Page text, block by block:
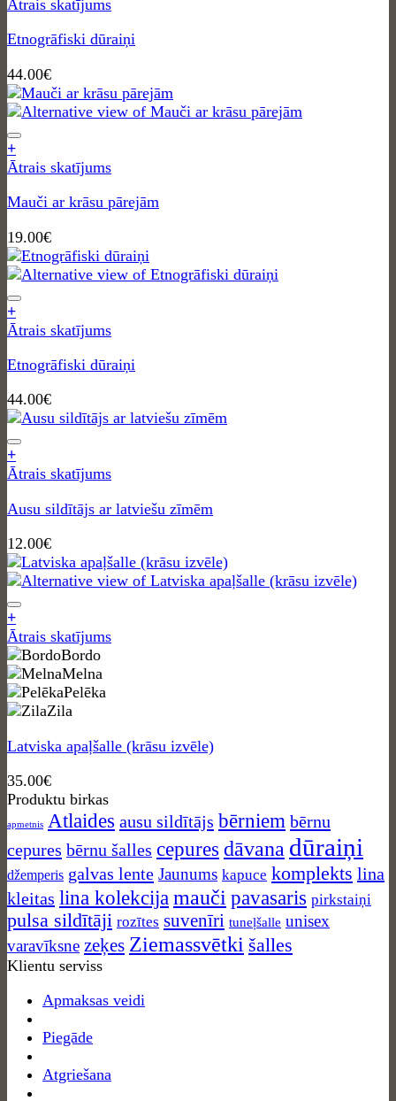
Ātrais skatījums
Etnogrāfiski dūraiņi
44.00€
+
Ātrais skatījums
Mauči ar krāsu pārejām
19.00€
+
Ātrais skatījums
Etnogrāfiski dūraiņi
44.00€
+
Ātrais skatījums
Ausu sildītājs ar latviešu zīmēm
12.00€
+
This
product
has
multiple
variants.
options
be
chosen
on
product
page
Ātrais skatījums
Bordo
Melna
Pelēka
Zila
Latviska apaļšalle (krāsu izvēle)
35.00€
Produktu birkas
apmetnis Atlaides ausu sildītājs bērniem bērnu
cepures bērnu šalles cepures dāvana dūraiņi
džemperis galvas lente Jaunums kapuce komplekts lina
kleitas lina kolekcija mauči pavasaris pirkstaiņi
pulsa sildītāji rozītes suvenīri tuneļšalle unisex
varavīksne zeķes Ziemassvētki šalles
Klientu serviss
Apmaksas veidi
Piegāde
Atgriešana